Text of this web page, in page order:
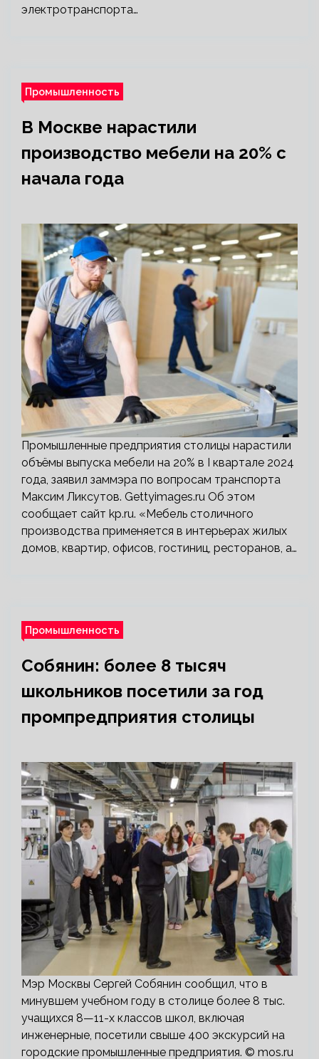
электротранспорта…
Промышленность
В Москве нарастили
производство мебели на 20% с
начала года
Промышленные предприятия столицы нарастили
объёмы выпуска мебели на 20% в I квартале 2024
года, заявил заммэра по вопросам транспорта
Максим Ликсутов. Gettyimages.ru Об этом
сообщает сайт kp.ru. «Мебель столичного
производства применяется в интерьерах жилых
домов, квартир, офисов, гостиниц, ресторанов, а…
Промышленность
Собянин: более 8 тысяч
школьников посетили за год
промпредприятия столицы
Мэр Москвы Сергей Собянин сообщил, что в
минувшем учебном году в столице более 8 тыс.
учащихся 8—11-х классов школ, включая
инженерные, посетили свыше 400 экскурсий на
городские промышленные предприятия. © mos.ru